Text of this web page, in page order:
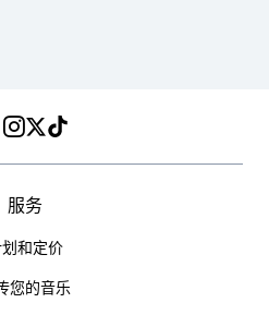
Instagram
Twitter
TikTok
服务
和定价
您的音乐